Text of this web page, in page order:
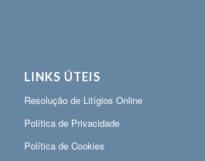
LINKS ÚTEIS
Resolução de Litígios Online
Política de Privacidade
Política de Cookies